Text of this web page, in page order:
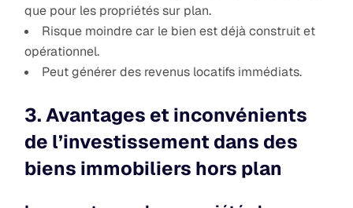
que pour les propriétés sur plan.
Risque moindre car le bien est déjà construit et
opérationnel.
Peut générer des revenus locatifs immédiats.
3. Avantages et inconvénients
de l’investissement dans des
biens immobiliers hors plan